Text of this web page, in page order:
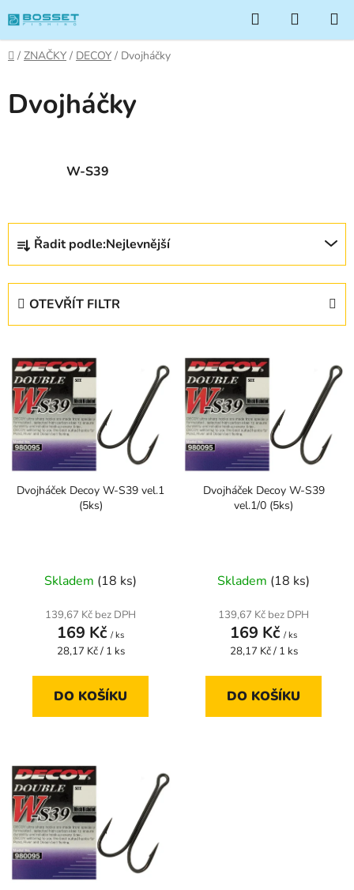
na
obsah
Hledat
KOŠÍK
Domů
/ ZNAČKY / DECOY / Dvojháčky
Dvojháčky
W-S39
Ř
z
p
r
o
d
u
k
t
ů
Řadit podle:Nejlevnější
OTEVŘÍT FILTR
V
ý
p
s
p
r
oDvojháček Decoy W-S39 vel.1
(5ks)
Skladem (18 ks)
139,67 Kč bez DPH
169 Kč / ks
Měrná
28,17 Kč / 1 ks
DO KOŠÍKU
Dvojháček Decoy W-S39
vel.1/0 (5ks)
Skladem (18 ks)
139,67 Kč bez DPH
169 Kč / ks
Měrná
28,17 Kč / 1 ks
DO KOŠÍKU